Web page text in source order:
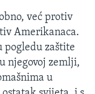
već protiv
Amerikanaca.
pogledu zaštite
njegovoj zemlji,
u